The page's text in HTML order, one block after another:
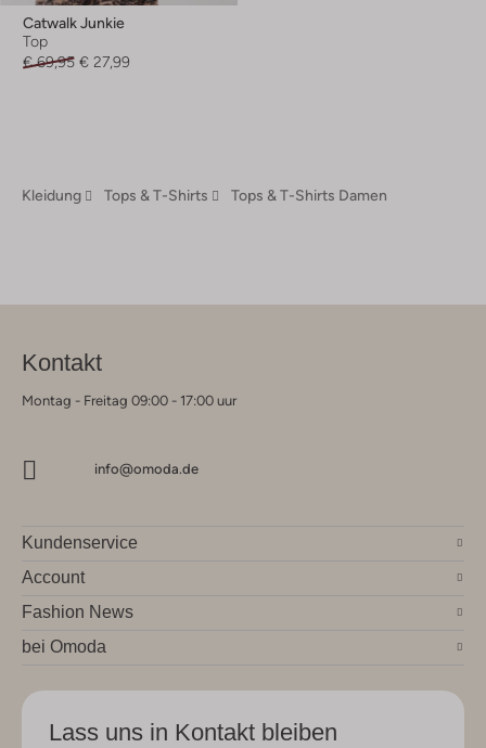
Catwalk Junkie
Top
€ 69,95 € 27,99
Kleidung Tops & T-Shirts Tops & T-Shirts Damen
Kontakt
Montag - Freitag 09:00 - 17:00 uur
info@omoda.de
Kundenservice
Account
Fashion News
bei Omoda
Lass uns in Kontakt bleiben